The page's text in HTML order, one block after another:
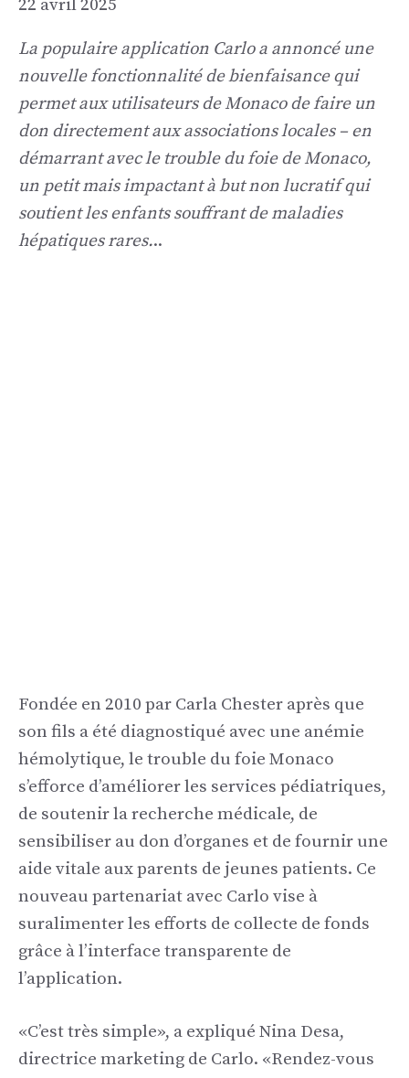
22 avril 2025
La populaire application Carlo a annoncé une
nouvelle fonctionnalité de bienfaisance qui
permet aux utilisateurs de Monaco de faire un
don directement aux associations locales – en
démarrant avec le trouble du foie de Monaco,
un petit mais impactant à but non lucratif qui
soutient les enfants souffrant de maladies
hépatiques rares...
Fondée en 2010 par Carla Chester après que
son fils a été diagnostiqué avec une anémie
hémolytique, le trouble du foie Monaco
s’efforce d’améliorer les services pédiatriques,
de soutenir la recherche médicale, de
sensibiliser au don d’organes et de fournir une
aide vitale aux parents de jeunes patients. Ce
nouveau partenariat avec Carlo vise à
suralimenter les efforts de collecte de fonds
grâce à l’interface transparente de
l’application.
«C’est très simple», a expliqué Nina Desa,
directrice marketing de Carlo. «Rendez-vous